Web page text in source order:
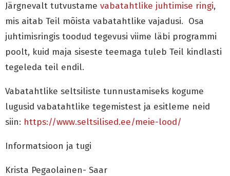
Järgnevalt tutvustame vabatahtlike juhtimise ringi,
mis aitab Teil mõista vabatahtlike vajadusi. Osa
juhtimisringis toodud tegevusi viime läbi programmi
poolt, kuid maja siseste teemaga tuleb Teil kindlasti
tegeleda teil endil.
Vabatahtlike seltsiliste tunnustamiseks kogume
lugusid vabatahtlike tegemistest ja esitleme neid
siin: https://www.seltsilised.ee/meie-lood/
Informatsioon ja tugi
Krista Pegaolainen- Saar